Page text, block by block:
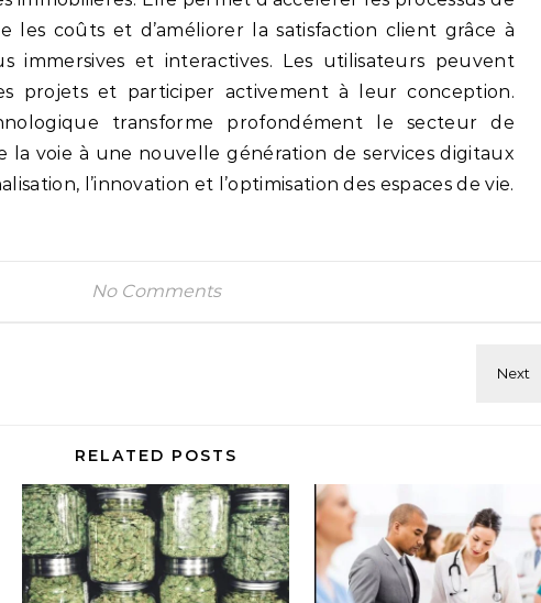
les coûts et d’améliorer la satisfaction client grâce à
immersives et interactives. Les utilisateurs peuvent
projets et participer activement à leur conception.
transforme profondément le secteur de
la voie à une nouvelle génération de services digitaux
l’innovation et l’optimisation des espaces de vie.
No Comments
RELATED POSTS